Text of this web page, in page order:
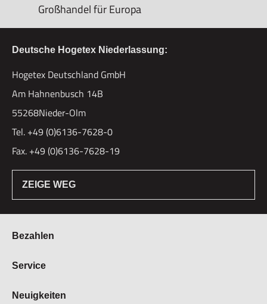
Großhandel für Europa
Deutsche Hogetex Niederlassung:
Hogetex Deutschland GmbH
Am Hahnenbusch 14B
55268Nieder-Olm
Tel. +49 (0)6136-7628-0
Fax. +49 (0)6136-7628-19
ZEIGE WEG
Bezahlen
Bestellung & Zahlung
Vertrag widerrufen
Service
Über Hogetex
Neuigkeiten